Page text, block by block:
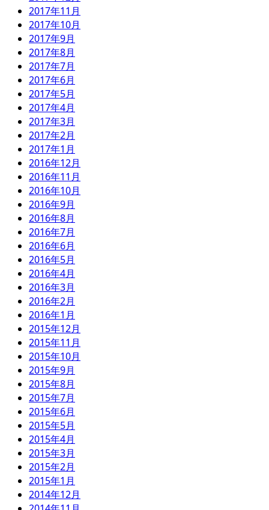
2017年11月
2017年10月
2017年9月
2017年8月
2017年7月
2017年6月
2017年5月
2017年4月
2017年3月
2017年2月
2017年1月
2016年12月
2016年11月
2016年10月
2016年9月
2016年8月
2016年7月
2016年6月
2016年5月
2016年4月
2016年3月
2016年2月
2016年1月
2015年12月
2015年11月
2015年10月
2015年9月
2015年8月
2015年7月
2015年6月
2015年5月
2015年4月
2015年3月
2015年2月
2015年1月
2014年12月